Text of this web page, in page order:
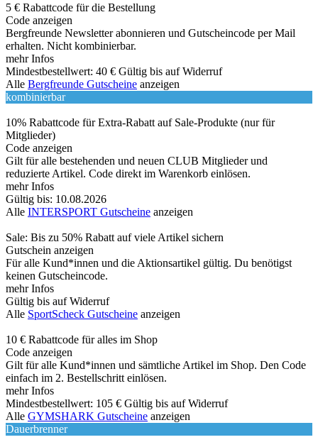
5 € Rabattcode für die Bestellung
Code anzeigen
Bergfreunde Newsletter abonnieren und Gutscheincode per Mail
erhalten. Nicht kombinierbar.
mehr Infos
Mindestbestellwert: 40 € Gültig bis auf Widerruf
Alle Bergfreunde Gutscheine anzeigen
kombinierbar
10% Rabattcode für Extra-Rabatt auf Sale-Produkte (nur für
Mitglieder)
Code anzeigen
Gilt für alle bestehenden und neuen CLUB Mitglieder und
reduzierte Artikel. Code direkt im Warenkorb einlösen.
mehr Infos
Gültig bis: 10.08.2026
Alle INTERSPORT Gutscheine anzeigen
Sale: Bis zu 50% Rabatt auf viele Artikel sichern
Gutschein anzeigen
Für alle Kund*innen und die Aktionsartikel gültig. Du benötigst
keinen Gutscheincode.
mehr Infos
Gültig bis auf Widerruf
Alle SportScheck Gutscheine anzeigen
10 € Rabattcode für alles im Shop
Code anzeigen
Gilt für alle Kund*innen und sämtliche Artikel im Shop. Den Code
einfach im 2. Bestellschritt einlösen.
mehr Infos
Mindestbestellwert: 105 € Gültig bis auf Widerruf
Alle GYMSHARK Gutscheine anzeigen
Dauerbrenner